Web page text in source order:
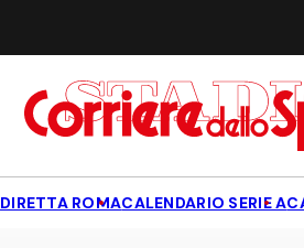
DIRETTA ROMACALENDARIO SERIE A